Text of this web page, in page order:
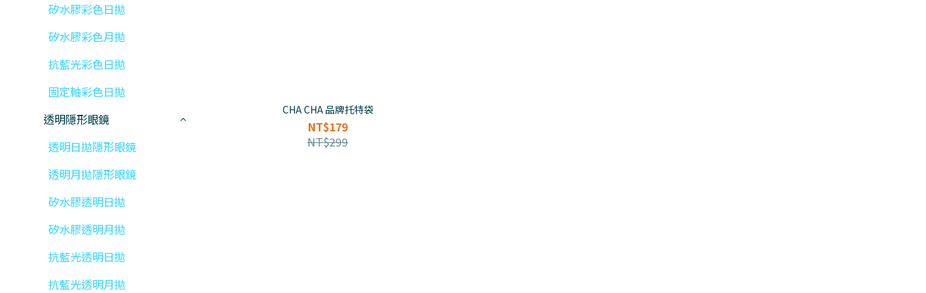
矽水膠彩色日拋
矽水膠彩色月拋
抗藍光彩色日拋
固定軸彩色日拋
透明隱形眼鏡
透明日拋隱形眼鏡
透明月拋隱形眼鏡
矽水膠透明日拋
矽水膠透明月拋
抗藍光透明日拋
抗藍光透明月拋
CHA CHA 品牌托特袋
NT$179
NT$299